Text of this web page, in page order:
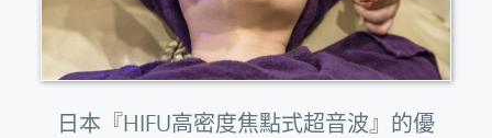
日本『HIFU高密度焦點式超音波』的優